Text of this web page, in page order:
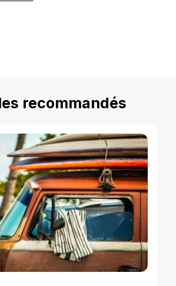
recommandés